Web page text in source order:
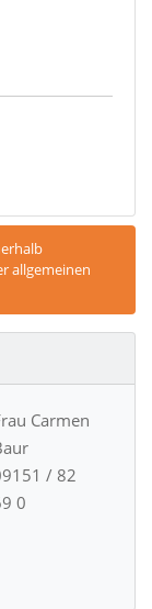
allgemeinen
Carmen
/ 82
0